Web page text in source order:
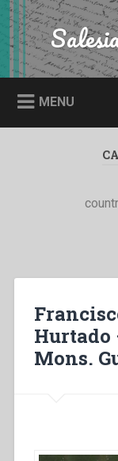
Skip
to
content
Search
MENU
Hurtado
Mons.